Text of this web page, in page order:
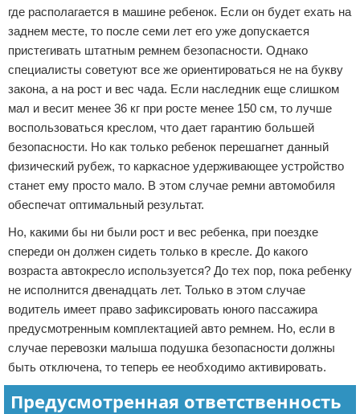
где располагается в машине ребенок. Если он будет ехать на
заднем месте, то после семи лет его уже допускается
пристегивать штатным ремнем безопасности. Однако
специалисты советуют все же ориентироваться не на букву
закона, а на рост и вес чада. Если наследник еще слишком
мал и весит менее 36 кг при росте менее 150 см, то лучше
воспользоваться креслом, что дает гарантию большей
безопасности. Но как только ребенок перешагнет данный
физический рубеж, то каркасное удерживающее устройство
станет ему просто мало. В этом случае ремни автомобиля
обеспечат оптимальный результат.
Но, какими бы ни были рост и вес ребенка, при поездке
спереди он должен сидеть только в кресле. До какого
возраста автокресло используется? До тех пор, пока ребенку
не исполнится двенадцать лет. Только в этом случае
водитель имеет право зафиксировать юного пассажира
предусмотренным комплектацией авто ремнем. Но, если в
случае перевозки малыша подушка безопасности должны
быть отключена, то теперь ее необходимо активировать.
Предусмотренная ответственность